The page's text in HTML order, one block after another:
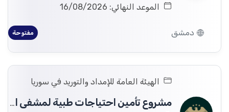
الموعد النهائي: 16/08/2026
دمشق مفتوحة
الهيئة العامة للإمداد والتوريد في سوريا
مشروع تأمين احتياجات طبية لمشفى الشرطة في حرستا (مستهلكات، قلبية، عصبية، عظمية) لصالح وزارة الداخلية،